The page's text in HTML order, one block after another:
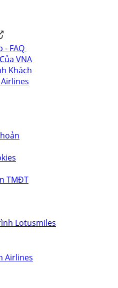
- FAQ
VNA
Khách
TMĐT
Lotusmiles
Airlines